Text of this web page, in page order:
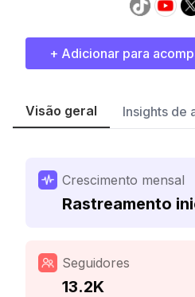
+ Adicionar para
Visão geral Insights de
Crescimento mensal
Rastreamento
Seguidores
13.2K